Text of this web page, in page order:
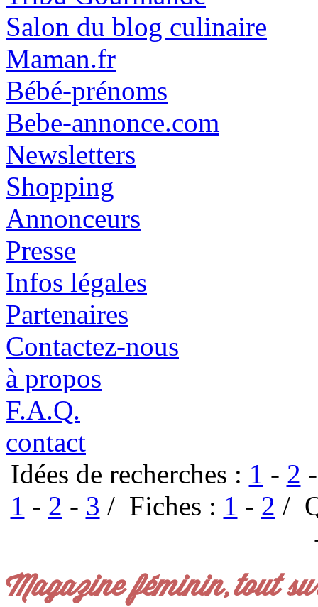
Salon du blog culinaire
Maman.fr
Bébé-prénoms
Bebe-annonce.com
Newsletters
Shopping
Annonceurs
Presse
Infos légales
Partenaires
Contactez-nous
à propos
F.A.Q.
contact
Idées de recherches : 1 - 2
1 - 2 - 3 / Fiches : 1 - 2 /
Magazine féminin, tout